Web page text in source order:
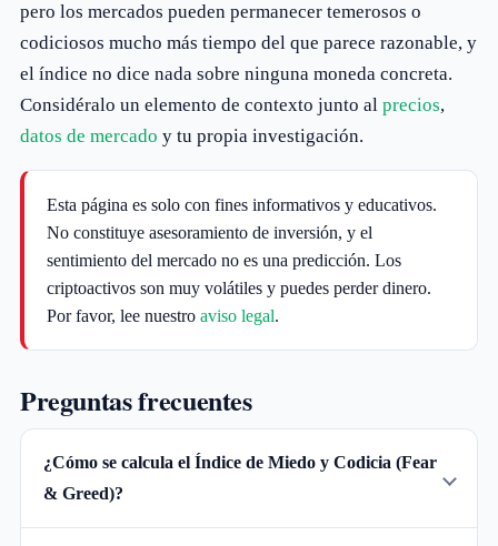
pero los mercados pueden permanecer temerosos o
codiciosos mucho más tiempo del que parece razonable, y
el índice no dice nada sobre ninguna moneda concreta.
Considéralo un elemento de contexto junto al precios,
datos de mercado y tu propia investigación.
Esta página es solo con fines informativos y educativos.
No constituye asesoramiento de inversión, y el
sentimiento del mercado no es una predicción. Los
criptoactivos son muy volátiles y puedes perder dinero.
Por favor, lee nuestro aviso legal.
Preguntas frecuentes
¿Cómo se calcula el Índice de Miedo y Codicia (Fear
& Greed)?